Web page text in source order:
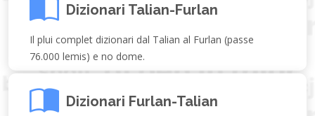
Dizionari Talian-Furlan
Il plui complet dizionari dal Talian al Furlan (passe
76.000 lemis) e no dome.
Dizionari Furlan-Talian